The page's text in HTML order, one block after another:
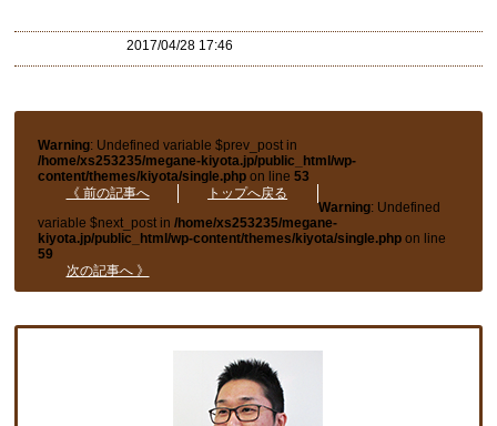
2017/04/28 17:46
Warning: Undefined variable $prev_post in
/home/xs253235/megane-kiyota.jp/public_html/wp-
content/themes/kiyota/single.php on line53
《 前の記事へ
トップへ戻る
Warning: Undefined
variable $next_post in/home/xs253235/megane-
kiyota.jp/public_html/wp-content/themes/kiyota/single.php on line
59
次の記事へ 》